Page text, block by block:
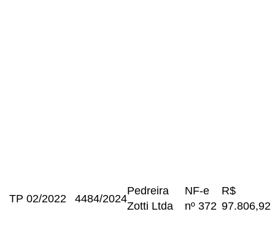
TP 02/2022 4484/2024
Pedreira
Zotti Ltda
NF-e
nº 372
R$
97.806,92